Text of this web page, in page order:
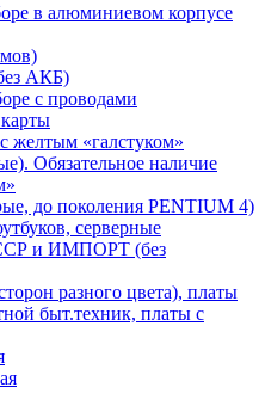
в алюминиевом корпусе
АКБ)
с проводами
желтым «галстуком»
Обязательное наличие
до поколения PENTIUM 4)
серверные
и ИМПОРТ (без
разного цвета), платы
быт.техник, платы с